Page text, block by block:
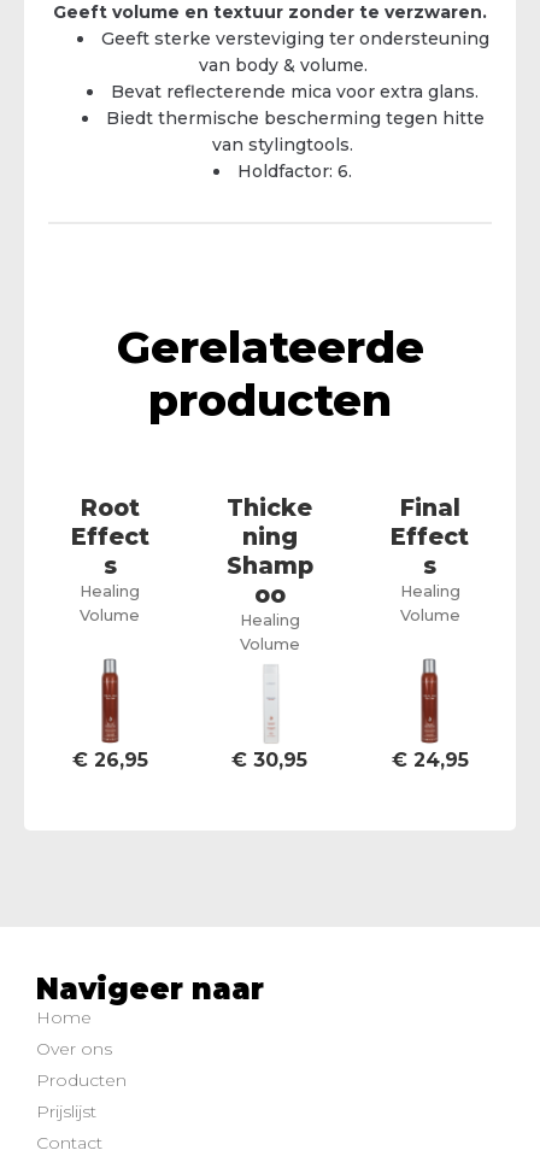
Geeft volume en textuur zonder te verzwaren.
Geeft sterke versteviging ter ondersteuning
van body & volume.
Bevat reflecterende mica voor extra glans.
Biedt thermische bescherming tegen hitte
van stylingtools.
Holdfactor: 6.
Gerelateerde
producten
Root
Effect
s
Healing
Volume
€26,95
Thicke
ning
Shamp
oo
Healing
Volume
€ 30,95
Final
Effect
s
Healing
Volume
€24,95
Navigeer naar
Home
Over ons
Producten
Prijslijst
Contact